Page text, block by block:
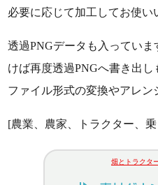
必要に応じて加工してお使い
透過PNGデータも入っていま
けば再度透過PNGへ書き出
ファイル形式の変換やアレ
[農業、農家、トラクター、
畑とトラクタ